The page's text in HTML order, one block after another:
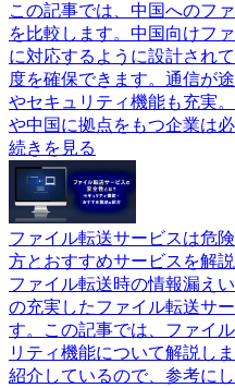
この記事では、中国へのフ
を比較します。中国向けフ
に対応するように設計され
度を確保できます。通信が
やセキュリティ機能も充実
や中国に拠点をもつ企業は必
続きを見る
ファイル転送サービスは危
方とおすすめサービスを解説
ファイル転送時の情報漏え
の充実したファイル転送サ
す。この記事では、ファイ
リティ機能について解説し
紹介しているので、参考にし